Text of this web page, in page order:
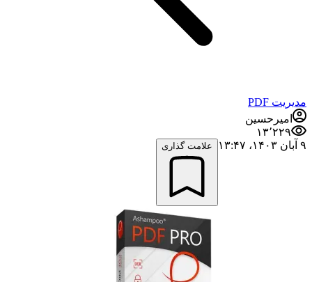
مدیریت PDF
امیرحسین
۱۳٬۲۲۹
۹ آبان ۱۴۰۳،‏ ۱۳:۴۷
علامت گذاری